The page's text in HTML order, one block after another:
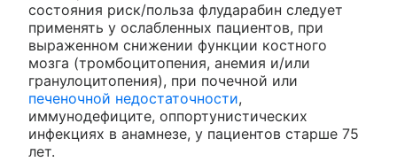
состояния риск/польза флударабин следует
применять у ослабленных пациентов, при
выраженном снижении функции костного
мозга (тромбоцитопения, анемия и/или
гранулоцитопения), при почечной или
печеночной недостаточности,
иммунодефиците, оппортунистических
инфекциях в анамнезе, у пациентов старше 75
лет.